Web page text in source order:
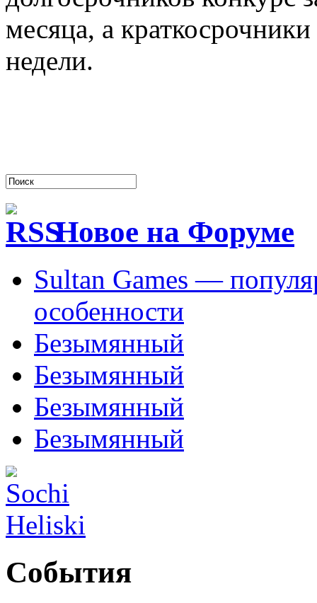
месяца, а
недели.
Новое на Форуме
Sultan Games —
особенности
Безымянный
Безымянный
Безымянный
Безымянный
События